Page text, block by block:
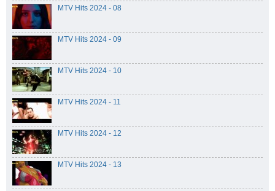
MTV Hits 2024 - 08
MTV Hits 2024 - 09
MTV Hits 2024 - 10
MTV Hits 2024 - 11
MTV Hits 2024 - 12
MTV Hits 2024 - 13